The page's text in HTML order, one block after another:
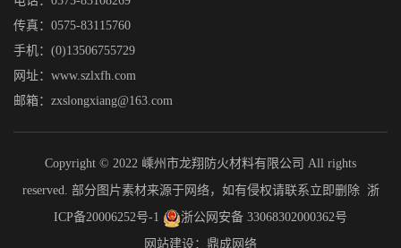
传真：0575-83115760
手机：(0)13506755729
网址：www.szlxfh.com
邮箱：zxslongxiang@163.com
Copyright © 2022 嵊州市龙翔防火材料有限公司 All rights
reserved. 部分图片素材来源于网络，如有侵权请联系立即删除 浙
ICP备20006252号-1
浙公网安备 33068302000362号
网站建设：鼎成网络